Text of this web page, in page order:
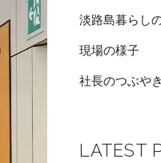
淡路島暮らし
現場の様子
社長のつぶやき
LATEST